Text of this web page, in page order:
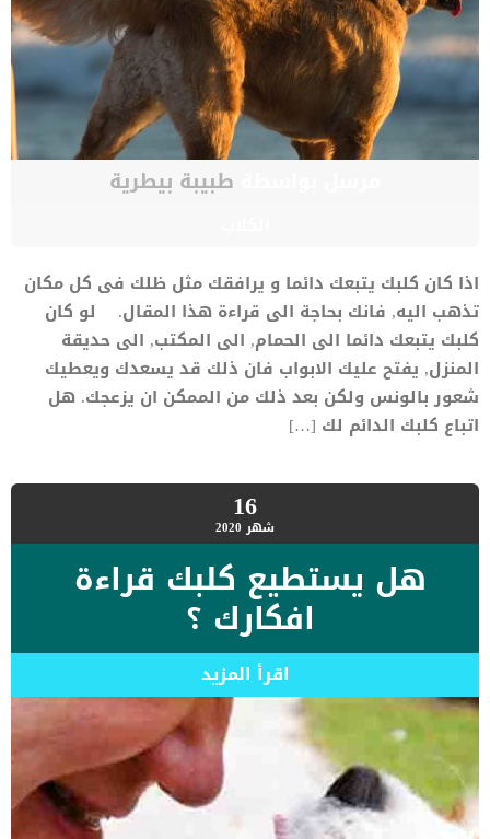
طبيبة بيطرية
اذا كان كلبك يتبعك دائما و يرافقك مثل ظلك فى كل مكان
تذهب اليه, فانك بحاجة الى قراءة هذا المقال. لو كان
كلبك يتبعك دائما الى الحمام, الى المكتب, الى حديقة
المنزل, يفتح عليك الابواب فان ذلك قد يسعدك ويعطيك
شعور بالونس ولكن بعد ذلك من الممكن ان يزعجك. هل
اتباع كلبك الدائم لك […]
16شهر 2020
هل يستطيع كلبك قراءة
افكارك ؟
اقرأ المزيد